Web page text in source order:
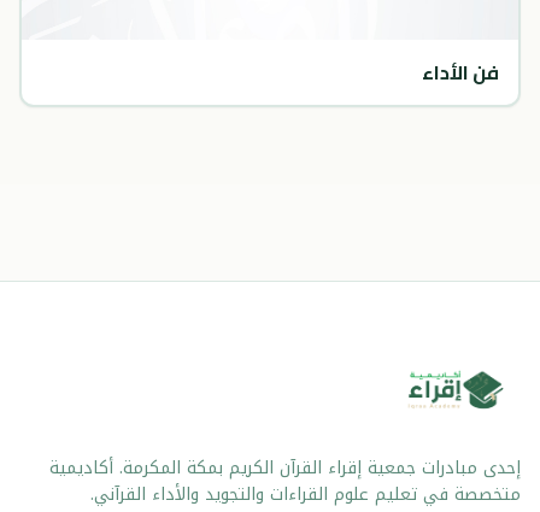
فن الأداء
إحدى مبادرات جمعية إقراء القرآن الكريم بمكة المكرمة. أكاديمية
متخصصة في تعليم علوم القراءات والتجويد والأداء القرآني.